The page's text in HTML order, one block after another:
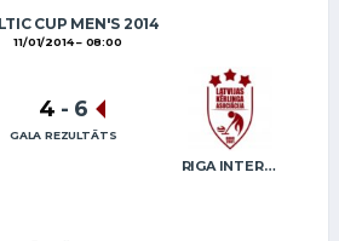
CUP MEN'S 2014
11/01/2014 08:00
RIGA INTERNATIONAL CURLING CLUB / GRAY
4 - 6
GALA REZULTĀTS